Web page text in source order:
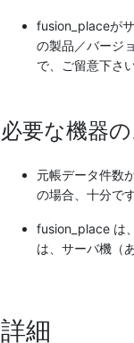
fusion_placeが
の製品／バージ
で、ご留意下さい
必要な機器
元帳データ件数
の場合、十分です
fusion_place は
は、サーバ機（
詳細